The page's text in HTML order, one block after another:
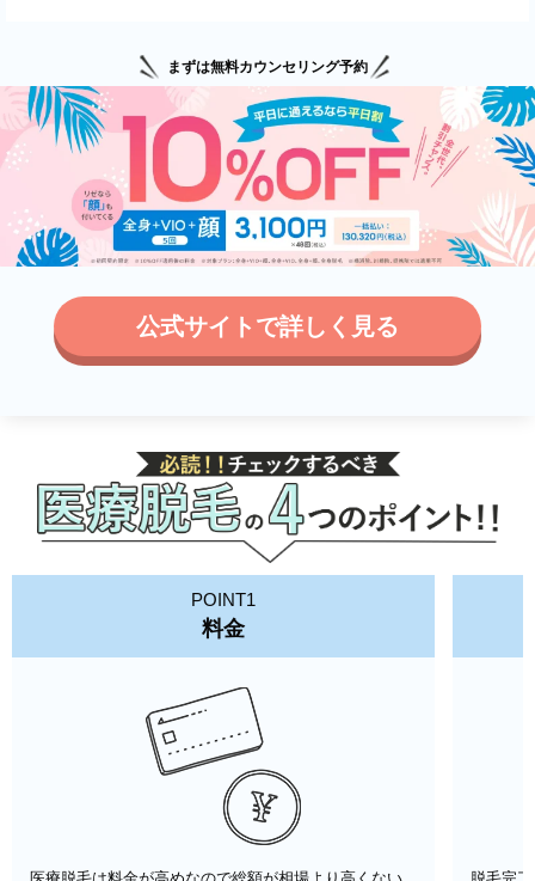
まずは無料カウンセリング予約
公式サイトで詳しく見る
POINT1
料金